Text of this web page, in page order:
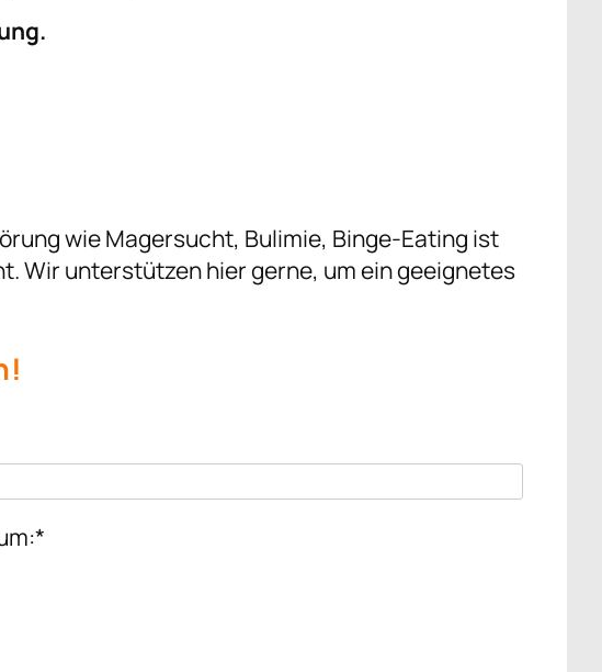
wie Magersucht, Bulimie, Binge-Eating ist
Wir unterstützen hier gerne, um ein geeignetes